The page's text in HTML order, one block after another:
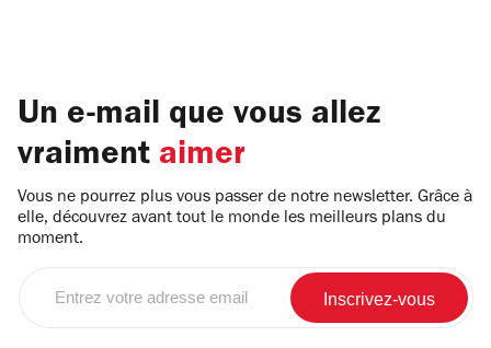
Un e-mail que vous allez
vraiment aimer
Vous ne pourrez plus vous passer de notre newsletter. Grâce à
elle, découvrez avant tout le monde les meilleurs plans du
moment.